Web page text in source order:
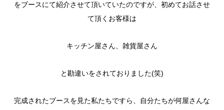
をブースにて紹介させて頂いていたのですが、初めてお話させ
て頂くお客様は
キッチン屋さん、雑貨屋さん
と勘違いをされておりました(笑)
完成されたブースを見た私たちですら、自分たちが何屋さんな